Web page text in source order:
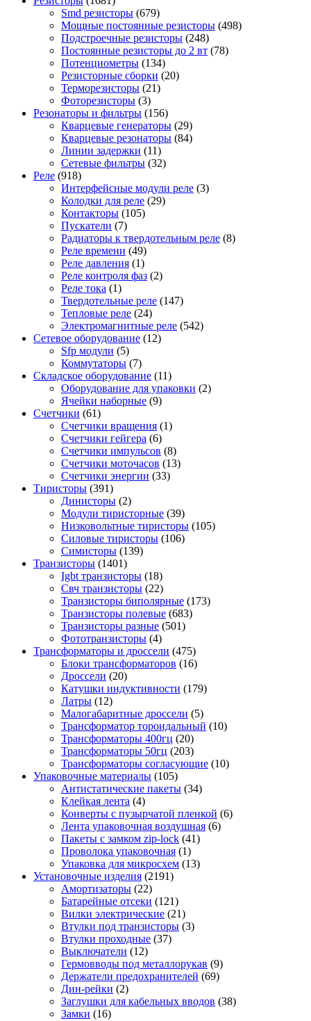
Smd резисторы (679)
Мощные постоянные резисторы (498)
Подстроечные резисторы (248)
Постоянные резисторы до 2 вт (78)
Потенциометры (134)
Резисторные сборки (20)
Терморезисторы (21)
Фоторезисторы (3)
Резонаторы и фильтры (156)
Кварцевые генераторы (29)
Кварцевые резонаторы (84)
Линии задержки (11)
Сетевые фильтры (32)
Реле (918)
Интерфейсные модули реле (3)
Колодки для реле (29)
Контакторы (105)
Пускатели (7)
Радиаторы к твердотельным реле (8)
Реле времени (49)
Реле давления (1)
Реле контроля фаз (2)
Реле тока (1)
Твердотельные реле (147)
Тепловые реле (24)
Электромагнитные реле (542)
Сетевое оборудование (12)
Sfp модули (5)
Коммутаторы (7)
Складское оборудование (11)
Оборудование для упаковки (2)
Ячейки наборные (9)
Счетчики (61)
Счетчики вращения (1)
Счетчики гейгера (6)
Счетчики импульсов (8)
Счетчики моточасов (13)
Счетчики энергии (33)
Тиристоры (391)
Динисторы (2)
Модули тиристорные (39)
Низковольтные тиристоры (105)
Силовые тиристоры (106)
Симисторы (139)
Транзисторы (1401)
Igbt транзисторы (18)
Свч транзисторы (22)
Транзисторы биполярные (173)
Транзисторы полевые (683)
Транзисторы разные (501)
Фототранзисторы (4)
Трансформаторы и дроссели (475)
Блоки трансформаторов (16)
Дроссели (20)
Катушки индуктивности (179)
Латры (12)
Малогабаритные дроссели (5)
Трансформатор тороидальный (10)
Трансформаторы 400гц (20)
Трансформаторы 50гц (203)
Трансформаторы согласующие (10)
Упаковочные материалы (105)
Антистатические пакеты (34)
Клейкая лента (4)
Конверты с пузырчатой пленкой (6)
Лента упаковочная воздушная (6)
Пакеты с замком zip-lock (41)
Проволока упаковочная (1)
Упаковка для микросхем (13)
Установочные изделия (2191)
Амортизаторы (22)
Батарейные отсеки (121)
Вилки электрические (21)
Втулки под транзисторы (3)
Втулки проходные (37)
Выключатели (12)
Гермовводы под металлорукав (9)
Держатели предохранителей (69)
Дин-рейки (2)
Заглушки для кабельных вводов (38)
Замки (16)